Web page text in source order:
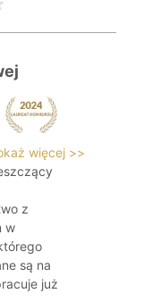
więcej >>
z
w
są na
już